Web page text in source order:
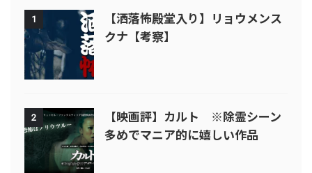
1
【洒落怖殿堂入り】リョウメンス
クナ【考察】
2
【映画評】カルト ※除霊シーン
多めでマニア的に嬉しい作品